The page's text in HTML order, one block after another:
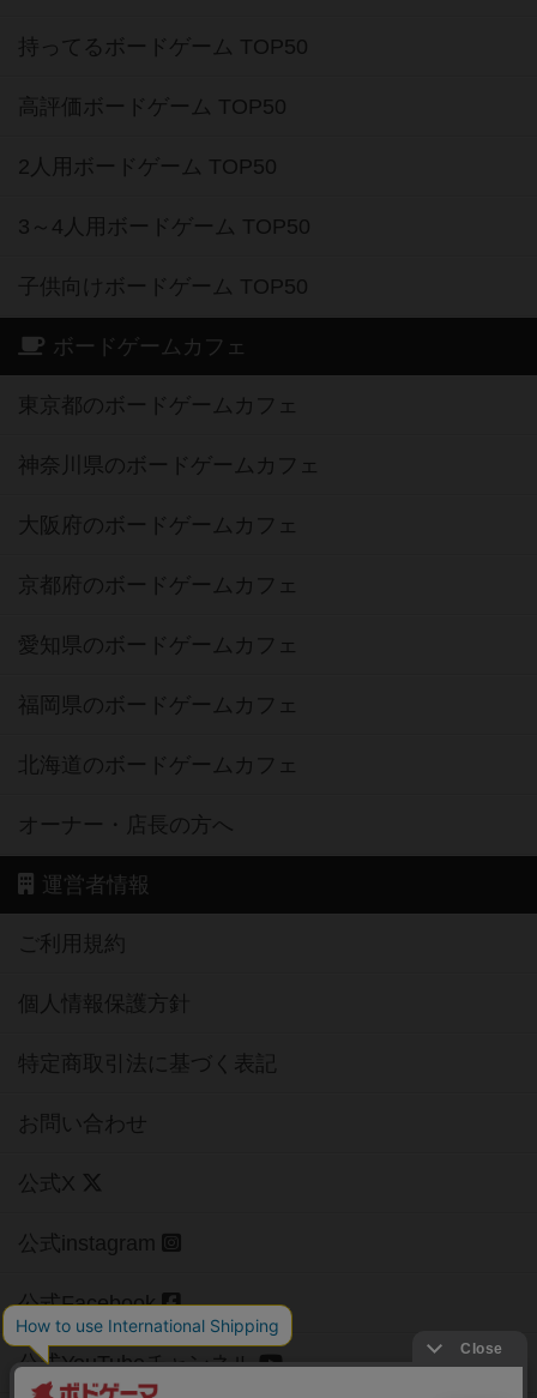
持ってるボードゲーム TOP50
高評価ボードゲーム TOP50
2人用ボードゲーム TOP50
3～4人用ボードゲーム TOP50
子供向けボードゲーム TOP50
ボードゲームカフェ
東京都のボードゲームカフェ
神奈川県のボードゲームカフェ
大阪府のボードゲームカフェ
京都府のボードゲームカフェ
愛知県のボードゲームカフェ
福岡県のボードゲームカフェ
北海道のボードゲームカフェ
オーナー・店長の方へ
運営者情報
ご利用規約
個人情報保護方針
特定商取引法に基づく表記
お問い合わせ
公式X
公式instagram
公式Facebook
公式YouTubeチャンネル